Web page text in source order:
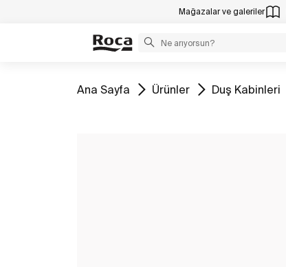
Mağazalar ve galeriler
Tüm
Ana Sayfa Tüm
Ürünler Tüm
Duş Kabinleri